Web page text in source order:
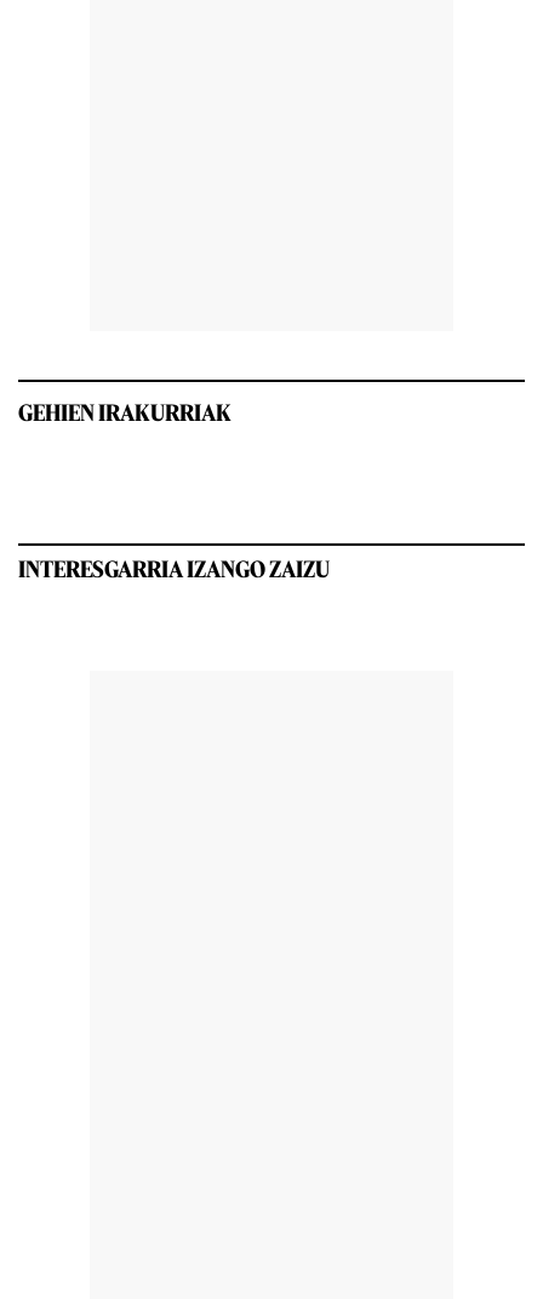
GEHIEN IRAKURRIAK
INTERESGARRIA IZANGO ZAIZU